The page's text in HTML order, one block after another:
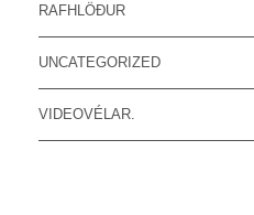
RAFHLÖÐUR
UNCATEGORIZED
VIDEOVÉLAR.